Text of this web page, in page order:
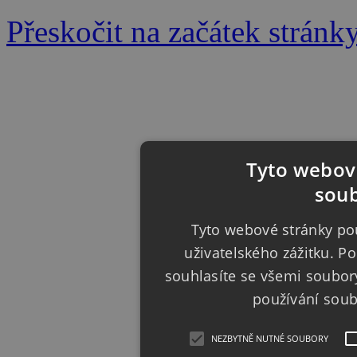
Přeskočit na začátek
Tyto
Tyto webové stránky
uživatelského zážitku.
souhlasíte se všemi
používání
NEZBYTNĚ NUTNÉ SOUBORY